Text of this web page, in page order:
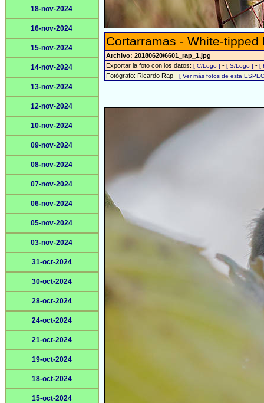
18-nov-2024
16-nov-2024
15-nov-2024
14-nov-2024
13-nov-2024
12-nov-2024
10-nov-2024
09-nov-2024
08-nov-2024
07-nov-2024
06-nov-2024
05-nov-2024
03-nov-2024
31-oct-2024
30-oct-2024
28-oct-2024
24-oct-2024
21-oct-2024
19-oct-2024
18-oct-2024
15-oct-2024
Cortarramas - White-
Archivo: 20180620/6601_rap_1.jpg
Exportar la foto con los datos: [ C/Logo ] - [ S/Logo ] - [
Fotógrafo: Ricardo Rap - [ Ver más fotos de esta